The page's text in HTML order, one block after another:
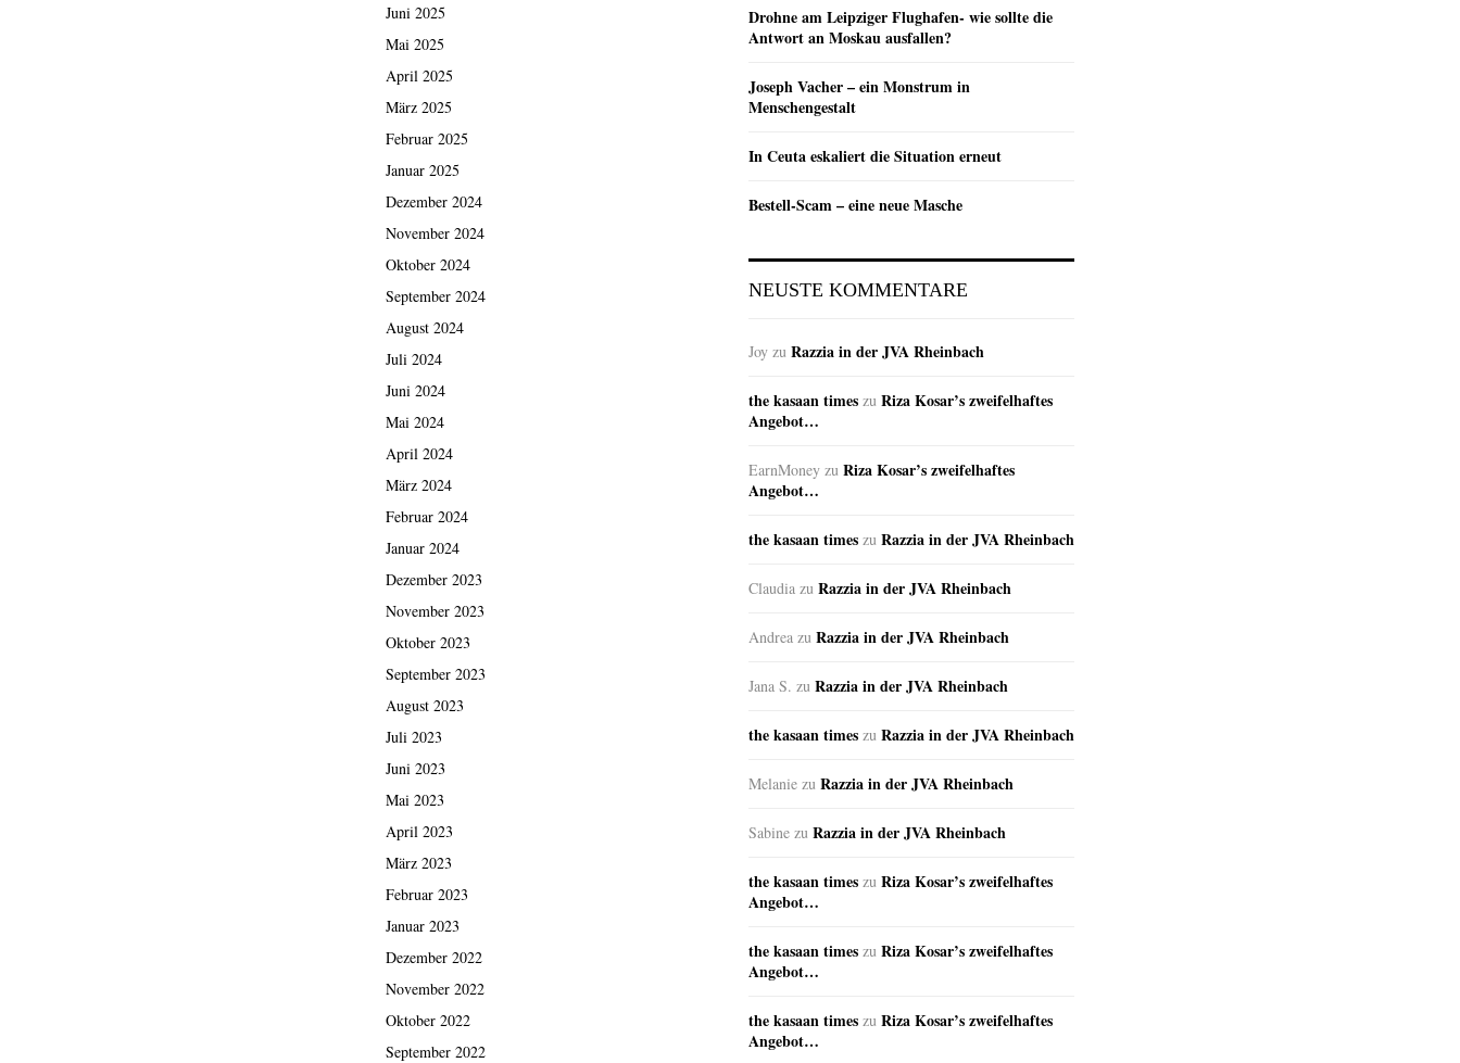
Juni 2025
Mai 2025
April 2025
März 2025
Februar 2025
Januar 2025
Dezember 2024
November 2024
Oktober 2024
September 2024
August 2024
Juli 2024
Juni 2024
Mai 2024
April 2024
März 2024
Februar 2024
Januar 2024
Dezember 2023
November 2023
Oktober 2023
September 2023
August 2023
Juli 2023
Juni 2023
Mai 2023
April 2023
März 2023
Februar 2023
Januar 2023
Dezember 2022
November 2022
Oktober 2022
September 2022
Drohne am Leipziger Flughafen- wie sollte die
Antwort an Moskau ausfallen?
Joseph Vacher – ein Monstrum in
Menschengestalt
In Ceuta eskaliert die Situation erneut
Bestell-Scam – eine neue Masche
NEUSTE KOMMENTARE
Joy zu Razzia in der JVA Rheinbach
the kasaan times zu Riza Kosar’s zweifelhaftes
Angebot…
EarnMoney zu Riza Kosar’s zweifelhaftes
Angebot…
the kasaan times zu Razzia in der JVA Rheinbach
Claudia zu Razzia in der JVA Rheinbach
Andrea zu Razzia in der JVA Rheinbach
Jana S. zu Razzia in der JVA Rheinbach
the kasaan times zu Razzia in der JVA Rheinbach
Melanie zu Razzia in der JVA Rheinbach
Sabine zu Razzia in der JVA Rheinbach
the kasaan times zu Riza Kosar’s zweifelhaftes
Angebot…
the kasaan times zu Riza Kosar’s zweifelhaftes
Angebot…
the kasaan times zu Riza Kosar’s zweifelhaftes
Angebot…